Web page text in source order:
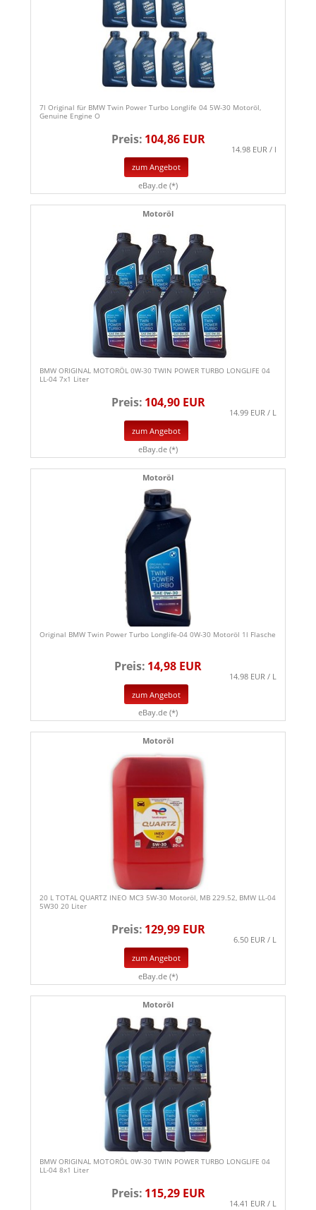
7l Original für BMW Twin Power Turbo Longlife 04 5W-30 Motoröl,
Genuine Engine O
Preis: 104,86 EUR
14.98 EUR / l
zum Angebot
eBay.de (*)
Motoröl
BMW ORIGINAL MOTORÖL 0W-30 TWIN POWER TURBO LONGLIFE 04
LL-04 7x1 Liter
Preis: 104,90 EUR
14.99 EUR / L
zum Angebot
eBay.de (*)
Motoröl
Original BMW Twin Power Turbo Longlife-04 0W-30 Motoröl 1l Flasche
Preis: 14,98 EUR
14.98 EUR / L
zum Angebot
eBay.de (*)
Motoröl
20 L TOTAL QUARTZ INEO MC3 5W-30 Motoröl, MB 229.52, BMW LL-04
5W30 20 Liter
Preis: 129,99 EUR
6.50 EUR / L
zum Angebot
eBay.de (*)
Motoröl
BMW ORIGINAL MOTORÖL 0W-30 TWIN POWER TURBO LONGLIFE 04
LL-04 8x1 Liter
Preis: 115,29 EUR
14.41 EUR / L